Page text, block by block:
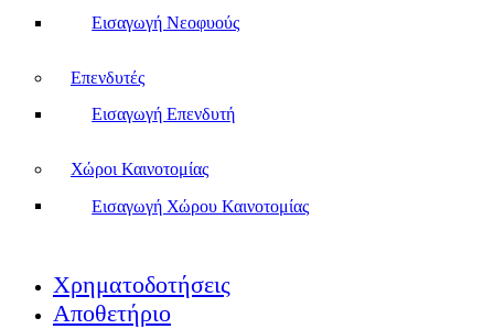
Εισαγωγή Νεοφυούς
Επενδυτές
Εισαγωγή Επενδυτή
Χώροι Καινοτομίας
Εισαγωγή Χώρου Καινοτομίας
Χρηματοδοτήσεις
Αποθετήριο